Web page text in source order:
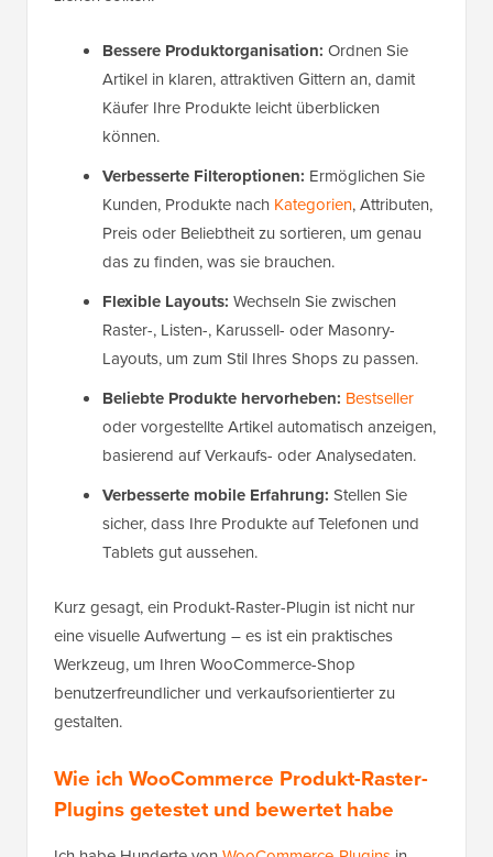
Bessere Produktorganisation: Ordnen Sie
Artikel in klaren, attraktiven Gittern an, damit
Käufer Ihre Produkte leicht überblicken
können.
Verbesserte Filteroptionen: Ermöglichen Sie
Kunden, Produkte nach Kategorien, Attributen,
Preis oder Beliebtheit zu sortieren, um genau
das zu finden, was sie brauchen.
Flexible Layouts: Wechseln Sie zwischen
Raster-, Listen-, Karussell- oder Masonry-
Layouts, um zum Stil Ihres Shops zu passen.
Beliebte Produkte hervorheben: Bestseller
oder vorgestellte Artikel automatisch anzeigen,
basierend auf Verkaufs- oder Analysedaten.
Verbesserte mobile Erfahrung: Stellen Sie
sicher, dass Ihre Produkte auf Telefonen und
Tablets gut aussehen.
Kurz gesagt, ein Produkt-Raster-Plugin ist nicht nur
eine visuelle Aufwertung – es ist ein praktisches
Werkzeug, um Ihren WooCommerce-Shop
benutzerfreundlicher und verkaufsorientierter zu
gestalten.
Wie ich WooCommerce Produkt-Raster-
Plugins getestet und bewertet habe